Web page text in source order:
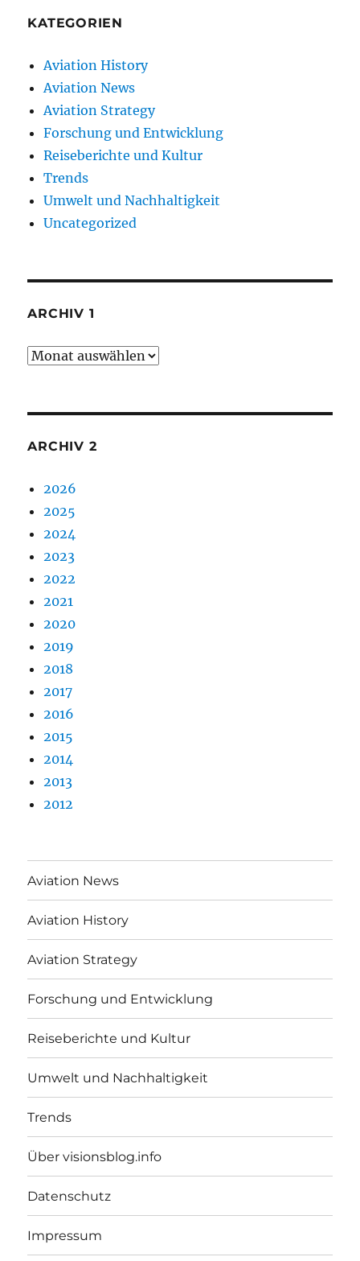
KATEGORIEN
Aviation History
Aviation News
Aviation Strategy
Forschung und Entwicklung
Reiseberichte und Kultur
Trends
Umwelt und Nachhaltigkeit
Uncategorized
ARCHIV 1
Archiv
ARCHIV 2
2026
2025
2024
2023
2022
2021
2020
2019
2018
2017
2016
2015
2014
2013
2012
Aviation News
Aviation History
Aviation Strategy
Forschung und Entwicklung
Reiseberichte und Kultur
Umwelt und Nachhaltigkeit
Trends
Über visionsblog.info
Datenschutz
Impressum